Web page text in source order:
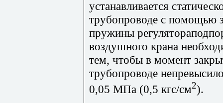
устанавливается
трубопроводе с помощью
пружины
воздушного крана
тем, чтобы в момент
трубопроводе
0,05 МПа (0,5 кгс/см2).